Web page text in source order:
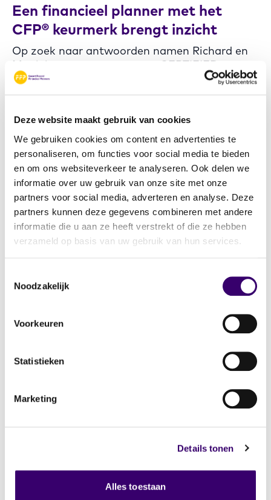
Deze website maakt gebruik van cookies
We gebruiken cookies om content en advertenties te
personaliseren, om functies voor social media te bieden
en om ons websiteverkeer te analyseren. Ook delen we
informatie over uw gebruik van onze site met onze
partners voor social media, adverteren en analyse. Deze
partners kunnen deze gegevens combineren met andere
informatie die u aan ze heeft verstrekt of die ze hebben
verzameld op basis van uw gebruik van hun services.
Noodzakelijk
Voorkeuren
Statistieken
Marketing
Details tonen
Alles toestaan
Een financieel planner met het
CFP® keurmerk brengt inzicht
Op zoek naar antwoorden namen Richard en
Moniek contact op met een CERTIFIED
FINANCIAL PLANNER professional. Vanaf het
eerste gesprek werd duidelijk dat het niet
stoppen?”, maar ook“Hoe ziet onze financiële
toekomst eruit als we dat doen?”
“Onze planner stelde vragen waar we zelf nooit
aan hadden gedacht,” vertelt Richard.“Hoeveel
willen we besteden? Wat doen we met ons
huis? Hoe zit het met belastingen en
verzekeringen als we stoppen?”
inzicht in hun opgebouwde pensioen, maar
ook in eventuele tekorten en kansen om hun
financieel plan
Samen met hun financieel planner hebben
Richard en Moniek een plan opgesteld dat hen
vermogen strategisch te verdelen,
belastingvoordelen te benutten en een
hun droom financieel haalbaar.